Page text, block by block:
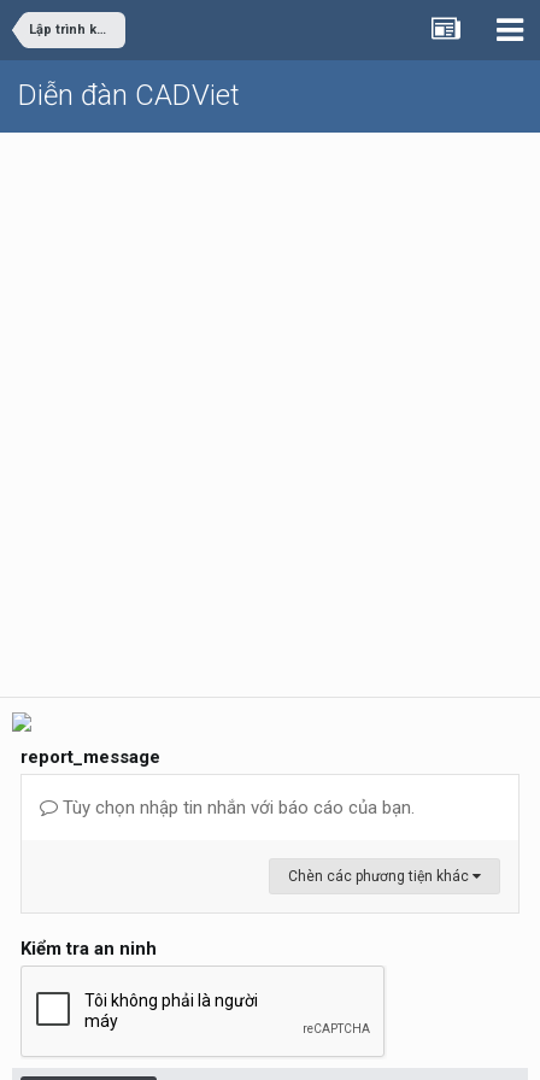
Lập trình khác
Diễn đàn CADViet
report_message
Tùy chọn nhập tin nhắn với báo cáo của bạn.
Chèn các phương tiện khác
Kiểm tra an ninh